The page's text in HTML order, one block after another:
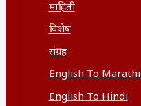
माहिती
विशेष
संग्रह
English To Marathi
English To Hindi